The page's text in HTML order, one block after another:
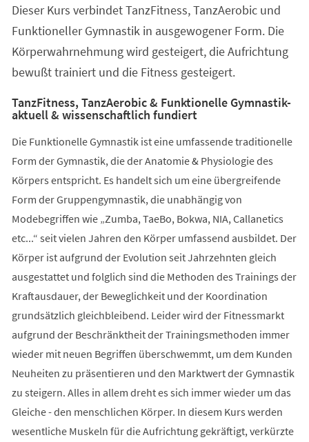
Dieser Kurs verbindet TanzFitness, TanzAerobic und
Funktioneller Gymnastik in ausgewogener Form. Die
Körperwahrnehmung wird gesteigert, die Aufrichtung
bewußt trainiert und die Fitness gesteigert.
TanzFitness, TanzAerobic & Funktionelle Gymnastik-
aktuell & wissenschaftlich fundiert
Die Funktionelle Gymnastik ist eine umfassende traditionelle
Form der Gymnastik, die der Anatomie & Physiologie des
Körpers entspricht. Es handelt sich um eine übergreifende
Form der Gruppengymnastik, die unabhängig von
Modebegriffen wie „Zumba, TaeBo, Bokwa, NIA, Callanetics
etc...“ seit vielen Jahren den Körper umfassend ausbildet. Der
Körper ist aufgrund der Evolution seit Jahrzehnten gleich
ausgestattet und folglich sind die Methoden des Trainings der
Kraftausdauer, der Beweglichkeit und der Koordination
grundsätzlich gleichbleibend. Leider wird der Fitnessmarkt
aufgrund der Beschränktheit der Trainingsmethoden immer
wieder mit neuen Begriffen überschwemmt, um dem Kunden
Neuheiten zu präsentieren und den Marktwert der Gymnastik
zu steigern. Alles in allem dreht es sich immer wieder um das
Gleiche - den menschlichen Körper. In diesem Kurs werden
wesentliche Muskeln für die Aufrichtung gekräftigt, verkürzte